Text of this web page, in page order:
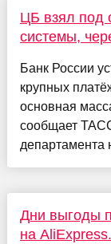
ЦБ взял под
системы,
Банк России
крупных
основная
сообщает
департамента
Дни выгоды
на